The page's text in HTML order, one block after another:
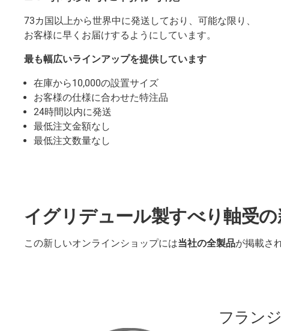
73カ国以上から世界中に発送しており、可能な限り、
お客様に早くお届けするようにしています。
最も幅広いラインアップを提供しています
在庫から10,000の設置サイズ
お客様の仕様に合わせた特注品
24時間以内に発送
最低注文金額なし
最低注文数量なし
イグリデュール製すべり軸受
この新しいオンラインショップには当社の全製品が掲載さ
フラン